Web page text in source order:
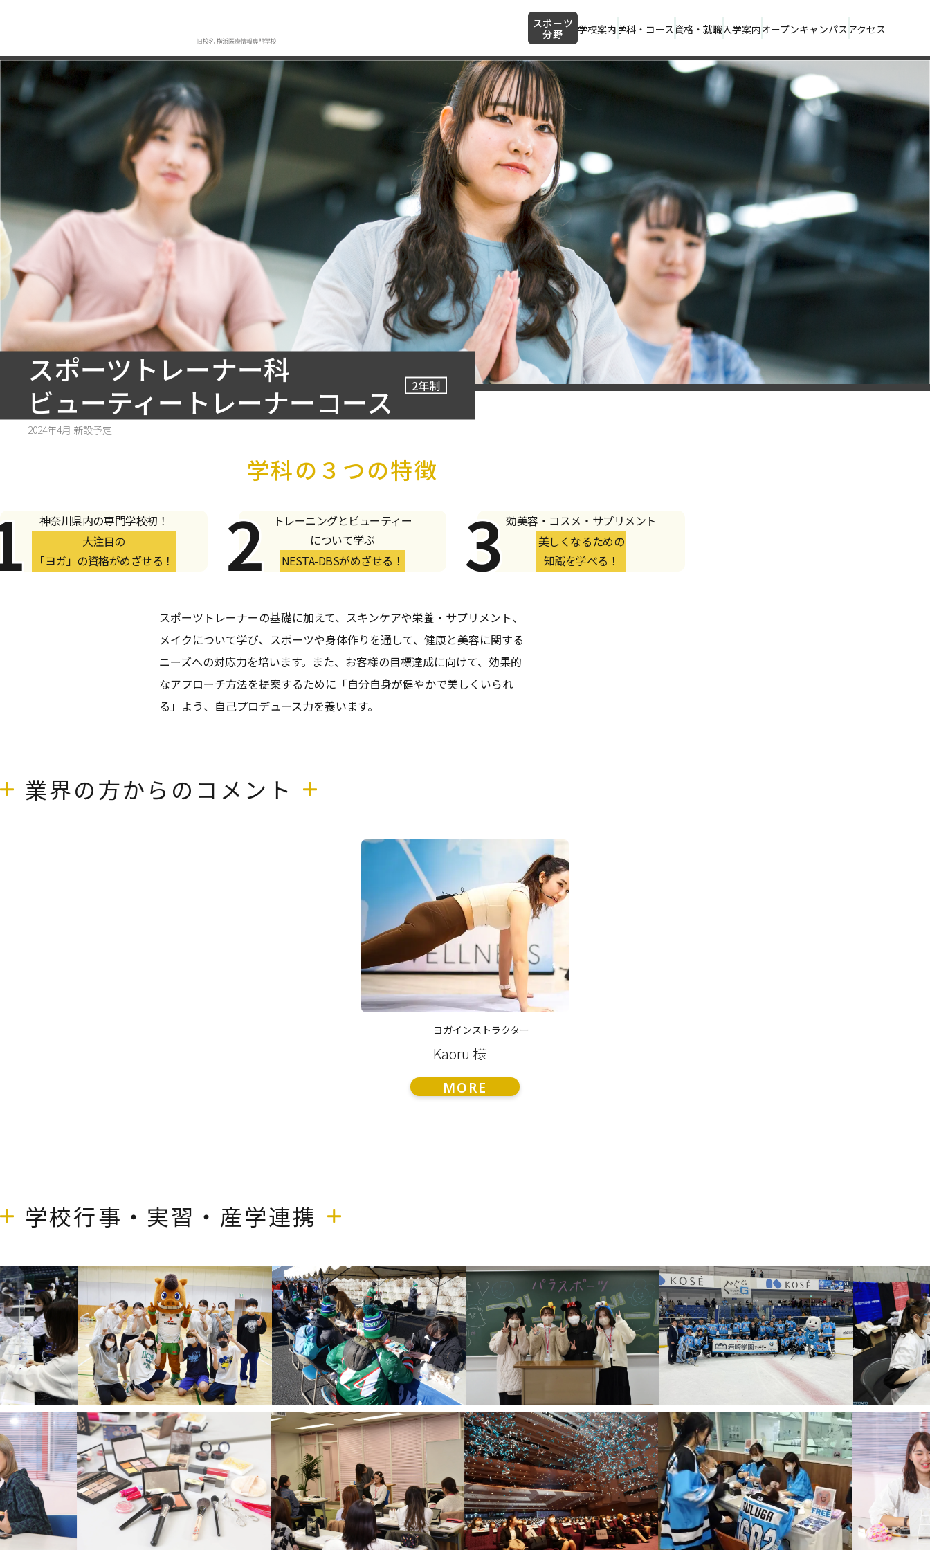
スポーツ
分野
学校案内 学科・コース 資格・就職入学案内 オープンキャンパス アクセス
スポーツトレーナー科
ビューティートレーナーコース
2年制
2024年4月 新設予定
学科の３つの特徴
神奈川県内の専門学校初！
大注目の
「ヨガ」の資格がめざせる！
トレーニングとビューティー
について学ぶ
NESTA-DBSがめざせる！
効美容・コスメ・サプリメント
美しくなるための
知識を学べる！
スポーツトレーナーの基礎に加えて、スキンケアや栄養・サプリメント、
メイクについて学び、スポーツや身体作りを通して、健康と美容に関する
ニーズへの対応力を培います。また、お客様の目標達成に向けて、効果的
なアプローチ方法を提案するために「自分自身が健やかで美しくいられ
る」よう、自己プロデュース力を養います。
業界の方からのコメント
ヨガインストラクター
Kaoru 様
MORE
学校行事・実習・産学連携